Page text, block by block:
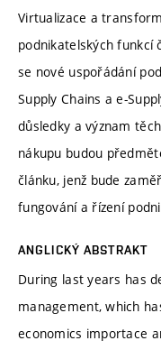
Virtualizace a
podnikatelských funkcí
se nové uspořádání
Supply Chains a e-
důsledky a význam
nákupu budou
článku, jenž bude
fungování a řízení
ANGLICKÝ ABSTRAKT
During last years has
management, which
economics importace